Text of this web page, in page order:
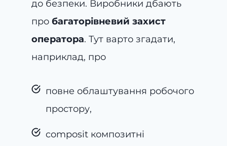
до безпеки. Виробники дбають
про багаторівневий захист
оператора. Тут варто згадати,
наприклад, про
повне облаштування робочого
простору,
composit композитні